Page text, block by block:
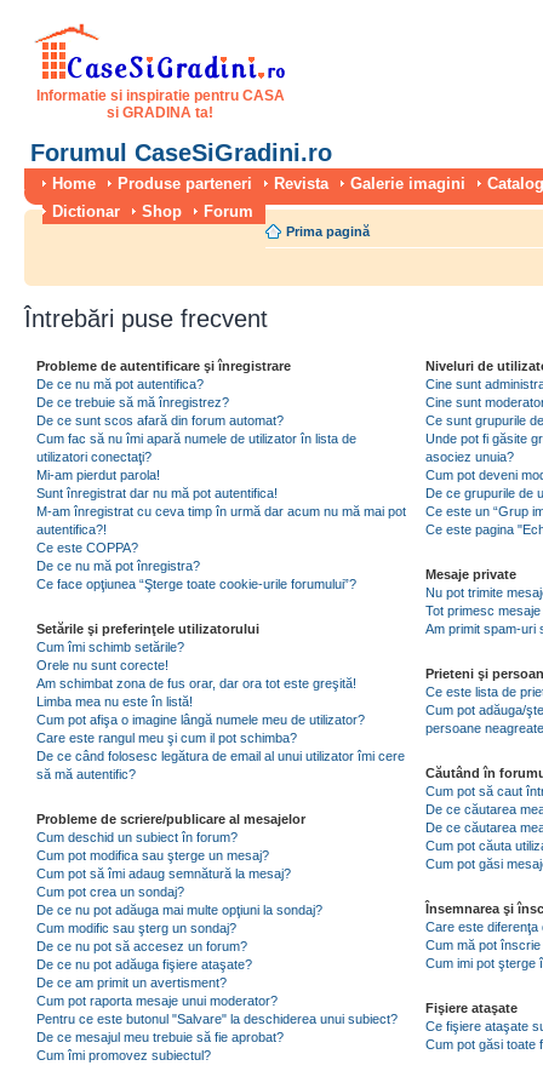
Informatie si inspiratie pentru CASA
si GRADINA ta!
Forumul CaseSiGradini.ro
Home Produse parteneri Revista Galerie imagini
Dictionar
Shop Forum
Prima pagină
Întrebări puse frecvent
Probleme de autentificare şi înregistrare
De ce nu mă pot autentifica?
De ce trebuie să mă înregistrez?
De ce sunt scos afară din forum automat?
Cum fac să nu îmi apară numele de utilizator în lista de
utilizatori conectaţi?
Mi-am pierdut parola!
Sunt înregistrat dar nu mă pot autentifica!
M-am înregistrat cu ceva timp în urmă dar acum nu mă mai pot
autentifica?!
Ce este COPPA?
De ce nu mă pot înregistra?
Ce face opţiunea “Şterge toate cookie-urile forumului”?
Setările şi preferinţele utilizatorului
Cum îmi schimb setările?
Orele nu sunt corecte!
Am schimbat zona de fus orar, dar ora tot este greşită!
Limba mea nu este în listă!
Cum pot afişa o imagine lângă numele meu de utilizator?
Care este rangul meu şi cum il pot schimba?
De ce când folosesc legătura de email al unui utilizator îmi cere
să mă autentific?
Probleme de scriere/publicare al mesajelor
Cum deschid un subiect în forum?
Cum pot modifica sau şterge un mesaj?
Cum pot să îmi adaug semnătură la mesaj?
Cum pot crea un sondaj?
De ce nu pot adăuga mai multe opţiuni la sondaj?
Cum modific sau şterg un sondaj?
De ce nu pot să accesez un forum?
De ce nu pot adăuga fişiere ataşate?
De ce am primit un avertisment?
Cum pot raporta mesaje unui moderator?
Pentru ce este butonul "Salvare" la deschiderea unui subiect?
De ce mesajul meu trebuie să fie aprobat?
Cum îmi promovez subiectul?
Niveluri de
Cine sunt
Cine sunt
Ce sunt grupurile
Unde pot fi găsite
asociez unuia?
Cum pot deveni
De ce grupurile de
Ce este un “Grup
Ce este pagina
Mesaje private
Nu pot trimite
Tot primesc
Am primit spam-uri
Prieteni şi
Ce este lista de
Cum pot adăuga/
persoane
Căutând în
Cum pot să caut
De ce căutarea
De ce căutarea
Cum pot căuta
Cum pot găsi
Însemnarea şi
Care este
Cum mă pot
Cum imi pot şterge
Fişiere ataşate
Ce fişiere ataşate
Cum pot găsi toate